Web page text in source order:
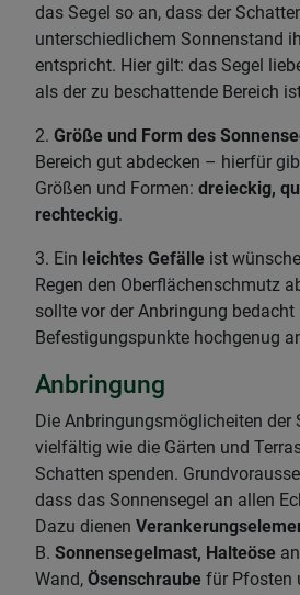
das Segel so an, dass der
unterschiedlichem Sonnenstand
entspricht. Hier gilt: das Segel
als der zu beschattende Bereich
2. Größe und Form des
Bereich gut abdecken – hierfür
Größen und Formen: dreieckig,
rechteckig.
3. Ein leichtes Gefälle ist
Regen den Oberflächenschmutz
sollte vor der Anbringung bedacht
Befestigungspunkte hochgenug
Anbringung
Die Anbringungsmöglicheiten der
vielfältig wie die Gärten und
Schatten spenden.
dass das Sonnensegel an allen
Dazu dienen
B. Sonnensegelmast, Halteöse
Wand, Ösenschraube für Pfosten